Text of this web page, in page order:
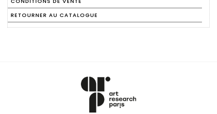
RETOURNER AU CATALOGUE